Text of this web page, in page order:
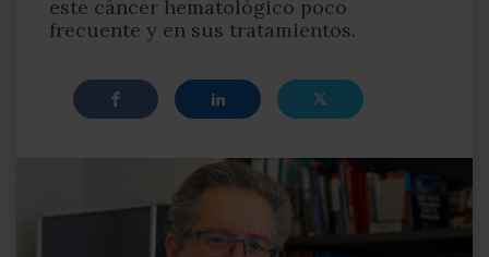
este cáncer hematológico poco
frecuente y en sus tratamientos.